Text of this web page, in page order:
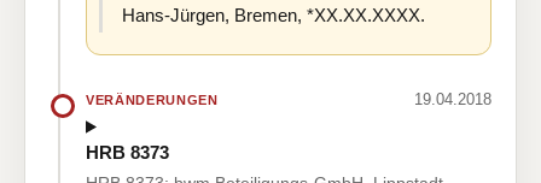
Hans-Jürgen, Bremen, *XX.XX.XXXX.
VERÄNDERUNGEN 19.04.2018
HRB 8373